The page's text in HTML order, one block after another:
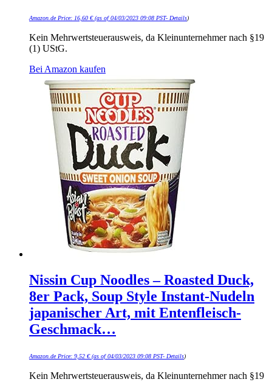
Amazon.de Price: 16,60 €(as of 04/03/2023 09:08 PST- Details)
Kein Mehrwertsteuerausweis, da Kleinunternehmer nach §19
(1) UStG.
Bei Amazon kaufen
Nissin Cup Noodles – Roasted Duck,
8er Pack, Soup Style Instant-Nudeln
japanischer Art, mit Entenfleisch-
Geschmack…
Amazon.de Price: 9,52 €(as of 04/03/2023 09:08 PST- Details)
Kein Mehrwertsteuerausweis, da Kleinunternehmer nach §19